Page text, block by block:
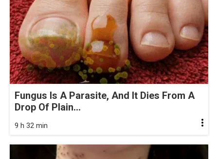
Fungus Is A Parasite, And It Dies From A
Drop Of Plain...
9 h 32 min